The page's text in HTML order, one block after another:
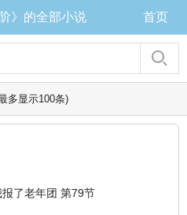
》的全部小说 首页
多显示100条)
报了老年团 第79节